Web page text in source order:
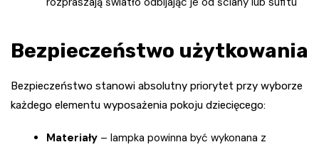
Bezpieczeństwo użytkowania
Bezpieczeństwo stanowi absolutny priorytet przy wyborze
każdego elementu wyposażenia pokoju dziecięcego:
Materiały – lampka powinna być wykonana z